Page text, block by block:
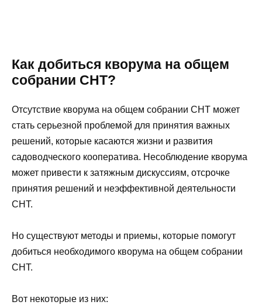
Как добиться кворума на общем
собрании СНТ?
Отсутствие кворума на общем собрании СНТ может
стать серьезной проблемой для принятия важных
решений, которые касаются жизни и развития
садоводческого кооператива. Несоблюдение кворума
может привести к затяжным дискуссиям, отсрочке
принятия решений и неэффективной деятельности
СНТ.
Но существуют методы и приемы, которые помогут
добиться необходимого кворума на общем собрании
СНТ.
Вот некоторые из них: